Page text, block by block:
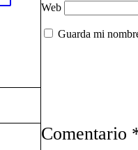
Web
Guarda mi
Comentario